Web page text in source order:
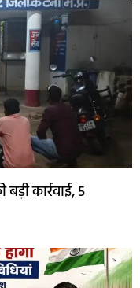
कार्रवाई, 5